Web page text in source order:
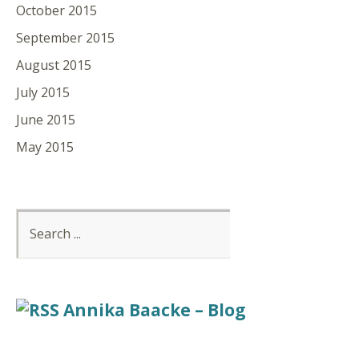
October 2015
September 2015
August 2015
July 2015
June 2015
May 2015
Annika Baacke – Blog